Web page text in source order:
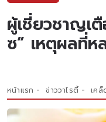
ผู้เชี่ยวชาญเ
ซ” เหตุผลที่ห
หน้าแรก ข่าววาไรตี้ เคล็